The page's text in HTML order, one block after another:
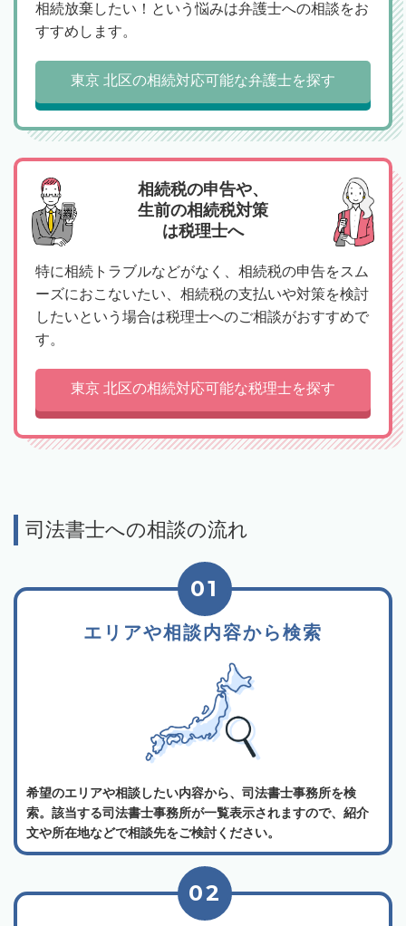
相続放棄したい！という悩みは弁護士への相談をお
すすめします。
東京 北区の相続対応可能な弁護士を探す
相続税の申告や、
生前の相続税対策
は税理士へ
特に相続トラブルなどがなく、相続税の申告をスム
ーズにおこないたい、相続税の支払いや対策を検討
したいという場合は税理士へのご相談がおすすめで
す。
東京 北区の相続対応可能な税理士を探す
司法書士への相談の流れ
エリアや相談内容から検索
01
希望のエリアや相談したい内容から、司法書士事務所を検
索。該当する司法書士事務所が一覧表示されますので、紹介
文や所在地などで相談先をご検討ください。
02